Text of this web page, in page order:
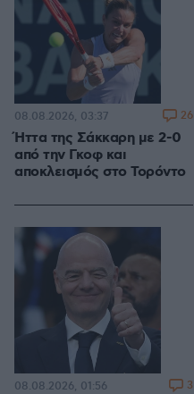
Ήττα της Σάκκαρη με 2-0
από την Γκοφ και
αποκλεισμός στο Τορόντο
08.08.2026, 03:37 26
08.08.2026, 01:56 3